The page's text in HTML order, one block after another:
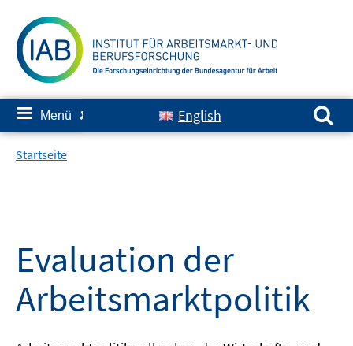
zum
Inhalt
≡ Menü ✘ English
Suchen nach:
Startseite
Evaluation der
Arbeitsmarktpolitik